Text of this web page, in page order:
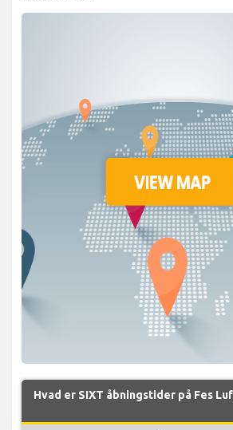
Hvad er SIXT åbningstider på Fes